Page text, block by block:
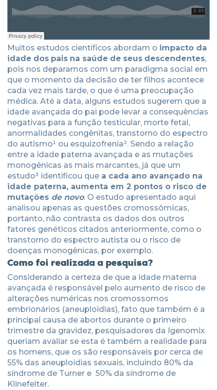
Muitos estudos científicos abordam o impacto da
idade dos pais na saúde de seus descendentes,
pois nos deparamos com um paradigma social em
que o momento da decisão de ter filhos acontece
cada vez mais tarde, o que é uma preocupação
médica. Até a data, alguns estudos sugerem que a
idade avançada do pai pode levar a consequências
negativas para a função testicular, morte fetal,
anormalidades congênitas, transtorno do espectro
do autismo¹ ou esquizofrenia². Sendo a relação
entre a idade paterna avançada e as mutações
monogênicas as mais marcantes, já que um
estudo³ identificou que a cada ano avançado na
idade paterna, aumenta em 2 pontos o risco de
mutações de novo. O estudo apresentado aqui
analisou apenas as questões cromossômicas,
portanto, não contrasta os dados dos outros
fatores genéticos citados anteriormente, como o
transtorno do espectro autista ou o risco de
doenças monogênicas, por exemplo.
Como foi realizada a pesquisa?
Considerando a certeza de que a idade materna
avançada é responsável pelo aumento de risco de
alterações numéricas nos cromossomos
embrionários (aneuploidias), fato que também é a
principal causa de abortos durante o primeiro
trimestre da gravidez, pesquisadores da Igenomix
queriam avaliar se esta é também a realidade para
os homens, que os são responsáveis por cerca de
55% das aneuploidias sexuais, incluindo 80% da
síndrome de Turner e 50% da síndrome de
Klinefelter.